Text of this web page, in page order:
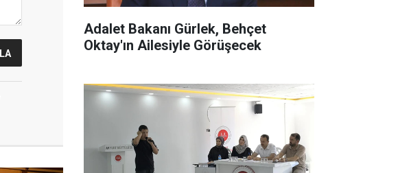
Adalet Bakanı Gürlek, Behçet
Oktay'ın Ailesiyle Görüşecek